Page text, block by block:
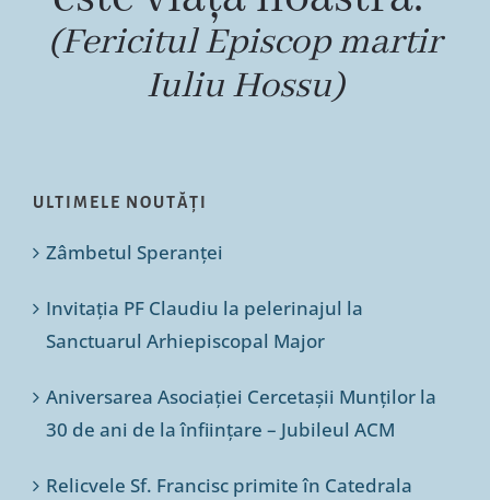
(Fericitul Episcop martir
Iuliu Hossu)
ULTIMELE NOUTĂȚI
Zâmbetul Speranței
Invitația PF Claudiu la pelerinajul la
Sanctuarul Arhiepiscopal Major
Aniversarea Asociației Cercetașii Munților la
30 de ani de la înființare – Jubileul ACM
Relicvele Sf. Francisc primite în Catedrala